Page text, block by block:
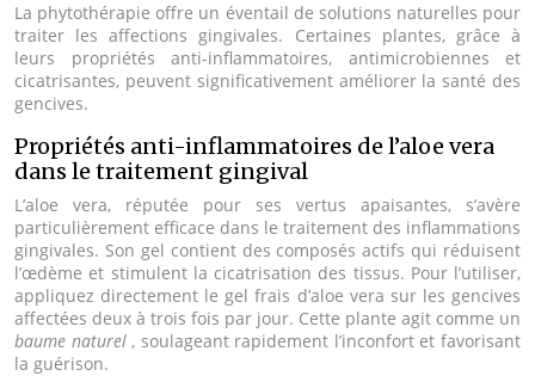
La phytothérapie offre un éventail de solutions naturelles pour
traiter les affections gingivales. Certaines plantes, grâce à
leurs propriétés anti-inflammatoires, antimicrobiennes et
cicatrisantes, peuvent significativement améliorer la santé des
gencives.
Propriétés anti-inflammatoires de l’aloe vera
dans le traitement gingival
L’aloe vera, réputée pour ses vertus apaisantes, s’avère
particulièrement efficace dans le traitement des inflammations
gingivales. Son gel contient des composés actifs qui réduisent
l’œdème et stimulent la cicatrisation des tissus. Pour l’utiliser,
appliquez directement le gel frais d’aloe vera sur les gencives
affectées deux à trois fois par jour. Cette plante agit comme un
baume naturel , soulageant rapidement l’inconfort et favorisant
la guérison.